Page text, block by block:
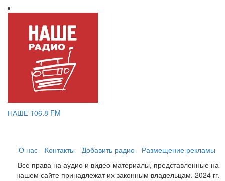
НАШЕ 106.8 FM
О нас Контакты Добавить радио
Размещение рекламы
Все права на аудио и видео материалы, представленные на
нашем сайте принадлежат их законным владельцам. 2024 гг.